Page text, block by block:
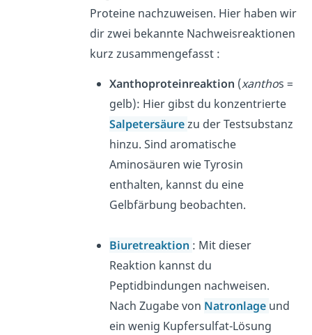
Proteine nachzuweisen. Hier haben wir
dir zwei bekannte Nachweisreaktionen
kurz zusammengefasst :
Xanthoproteinreaktion (xanthos =
gelb): Hier gibst du konzentrierte
Salpetersäurezu der Testsubstanz
hinzu. Sind aromatische
Aminosäuren wie Tyrosin
enthalten, kannst du eine
Gelbfärbung beobachten.
Biuretreaktion : Mit dieser
Reaktion kannst du
Peptidbindungen nachweisen.
Nach Zugabe von Natronlage und
ein wenig Kupfersulfat-Lösung